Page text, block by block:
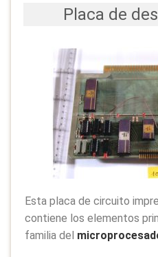
Placa de
Esta placa de circuito
contiene los elementos
familia del